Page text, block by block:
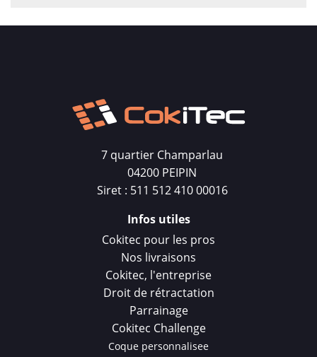
7 quartier Champarlau
04200 PEIPIN
Siret : 511 512 410 00016
Infos utiles
Cokitec pour les pros
Nos livraisons
Cokitec, l'entreprise
Droit de rétractation
Parrainage
Cokitec Challenge
Coque personnalisee